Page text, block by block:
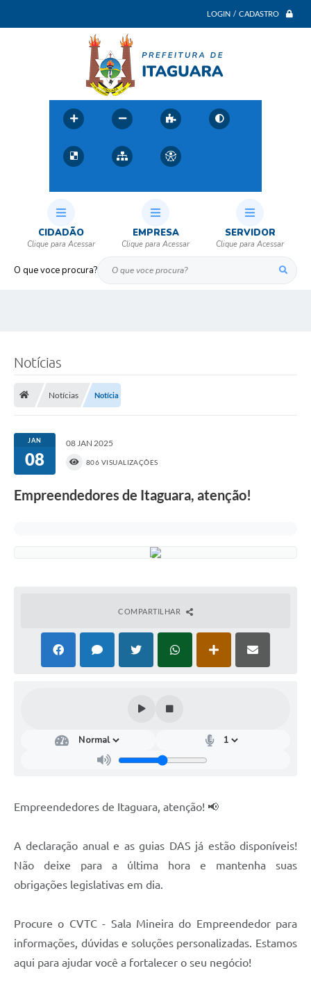
LOGIN / CADASTRO
O que voce procura?
CIDADÃO EMPRESA SERVIDOR
Notícias
Notícias Notícia
JAN
08
08 JAN 2025
806 VISUALIZAÇÕES
Empreendedores de Itaguara, atenção!
COMPARTILHAR
Empreendedores de Itaguara, atenção! 📢
A declaração anual e as guias DAS já estão disponíveis!
Não deixe para a última hora e mantenha suas
obrigações legislativas em dia.
Procure o CVTC - Sala Mineira do Empreendedor para
informações, dúvidas e soluções personalizadas. Estamos
aqui para ajudar você a fortalecer o seu negócio!